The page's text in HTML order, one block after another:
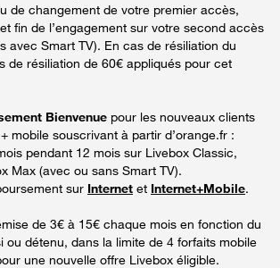
de changement de votre premier accès,
fin de l’engagement sur votre second accès
avec Smart TV). En cas de résiliation du
de résiliation de 60€ appliqués pour cet
Bienvenue pour les nouveaux clients
mobile souscrivant à partir d’orange.fr :
pendant 12 mois sur Livebox Classic,
Max (avec ou sans Smart TV).
sur Internet et Internet+Mobile.
de 3€ à 15€ chaque mois en fonction du
ou détenu, dans la limite de 4 forfaits mobile
une nouvelle offre Livebox éligible.